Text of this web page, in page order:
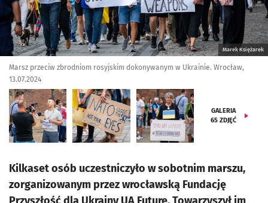
Marek Księżarek
Marsz przeciw zbrodniom rosyjskim dokonywanym w Ukrainie. Wrocław,
13.07.2024
GALERIA
65 ZDJĘĆ
Kilkaset osób uczestniczyło w sobotnim marszu,
zorganizowanym przez wrocławską Fundację